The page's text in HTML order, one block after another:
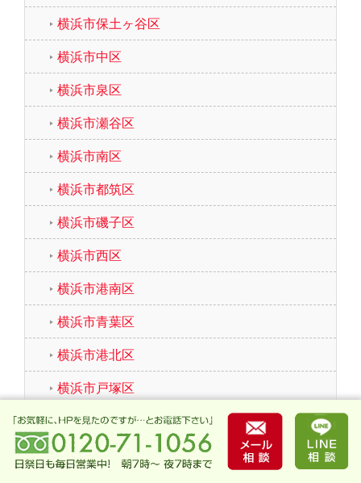
横浜市保土ヶ谷区
横浜市中区
横浜市泉区
横浜市瀬谷区
横浜市南区
横浜市都筑区
横浜市磯子区
横浜市西区
横浜市港南区
横浜市青葉区
横浜市港北区
横浜市戸塚区
横浜市鶴見区
横浜市栄区